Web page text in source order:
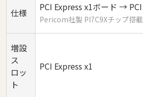
仕様 PCI Express x1ボード → PCI
Pericom社製 PI7C9Xチップ搭載
増設
ス
ロッ
ト
PCI Express x1